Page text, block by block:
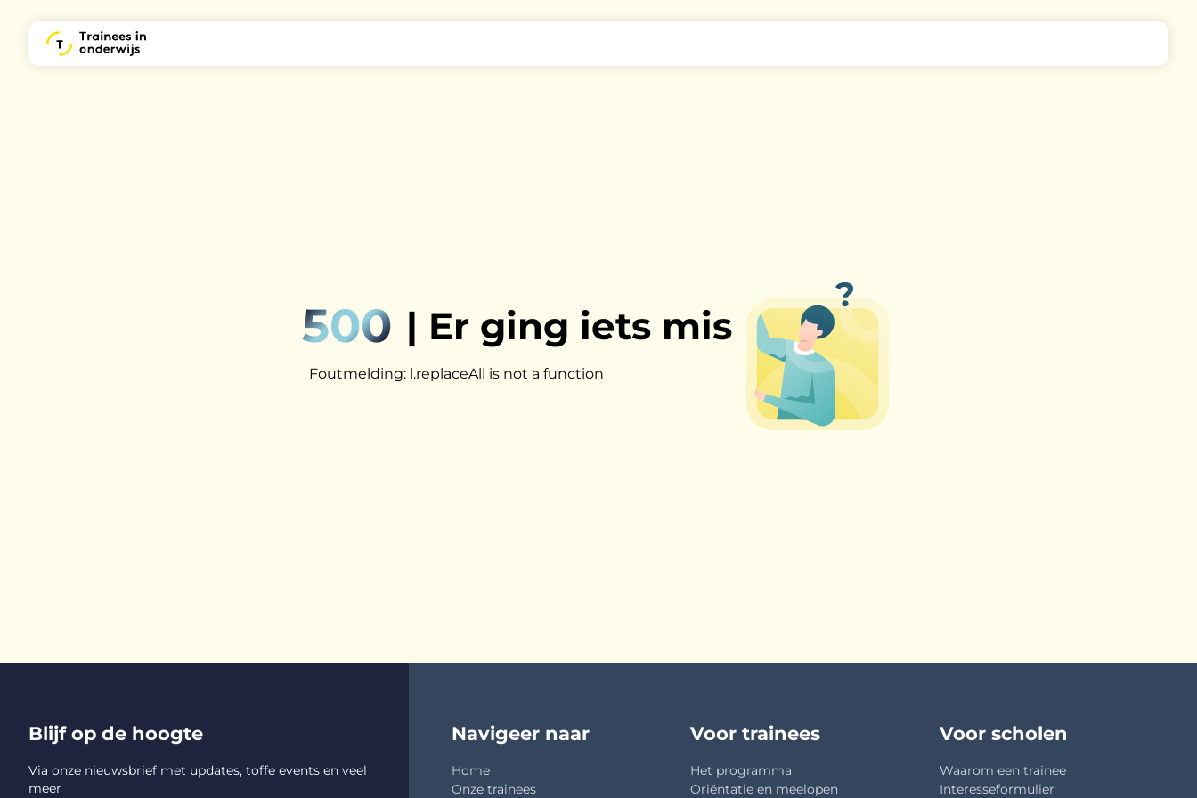
500 | Er ging iets mis
Foutmelding: l.replaceAll is not a function
Blijf op de hoogte
Via onze nieuwsbrief met updates, toffe events en veel
meer
Navigeer naar
Home
Onze trainees
Voor trainees
Het programma
Oriëntatie en meelopen
Voor scholen
Waarom een trainee
Interesseformulier